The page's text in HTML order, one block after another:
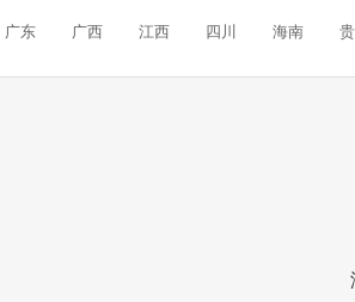
广东 广西 江西 四川 海南